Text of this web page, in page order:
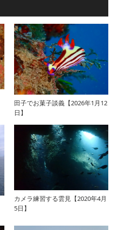
田子でお菓子談義【2026年1月12
日】
カメラ練習する雲見【2020年4月
5日】